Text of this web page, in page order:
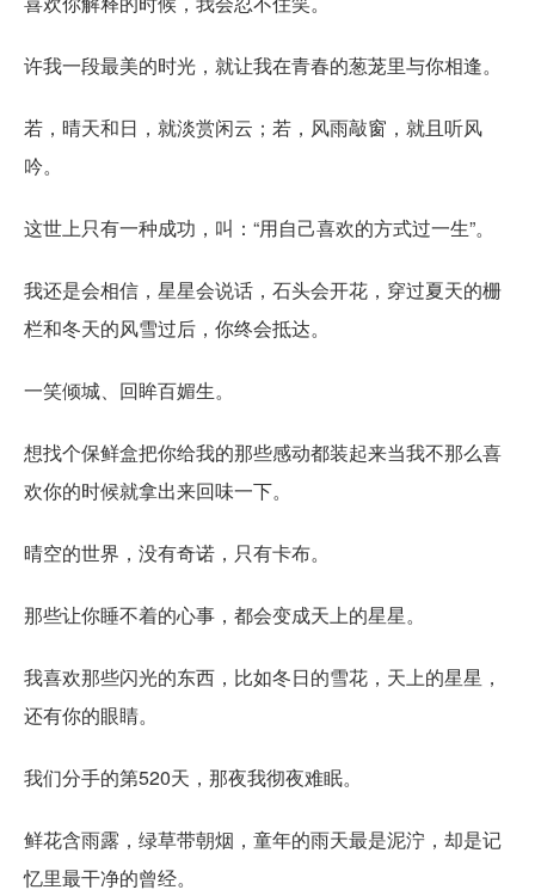
许我一段最美的时光，就让我在青春的葱茏里与你相逢。
若，晴天和日，就淡赏闲云；若，风雨敲窗，就且听风
吟。
这世上只有一种成功，叫：“用自己喜欢的方式过一生”。
我还是会相信，星星会说话，石头会开花，穿过夏天的栅
栏和冬天的风雪过后，你终会抵达。
一笑倾城、回眸百媚生。
想找个保鲜盒把你给我的那些感动都装起来当我不那么喜
欢你的时候就拿出来回味一下。
晴空的世界，没有奇诺，只有卡布。
那些让你睡不着的心事，都会变成天上的星星。
我喜欢那些闪光的东西，比如冬日的雪花，天上的星星，
还有你的眼睛。
我们分手的第520天，那夜我彻夜难眠。
鲜花含雨露，绿草带朝烟，童年的雨天最是泥泞，却是记
忆里最干净的曾经。